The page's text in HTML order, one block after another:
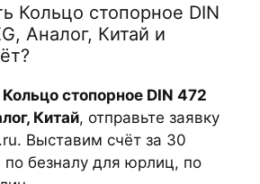
Кольцо стопорное DIN
Аналог, Китай и
Кольцо стопорное DIN 472
Китай, отправьте заявку
. Выставим счёт за 30
по безналу для юрлиц, по